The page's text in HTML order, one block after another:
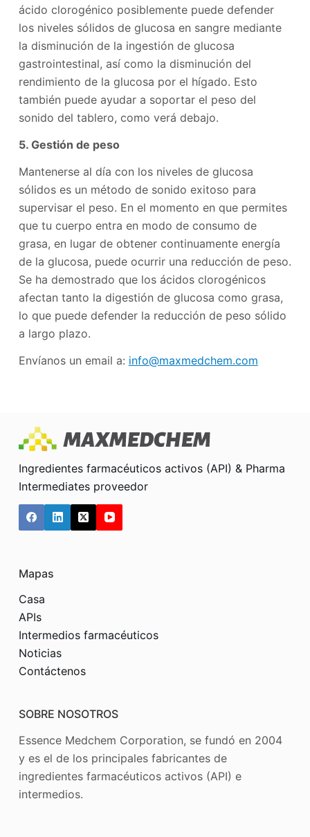
ácido clorogénico posiblemente puede defender
los niveles sólidos de glucosa en sangre mediante
la disminución de la ingestión de glucosa
gastrointestinal, así como la disminución del
rendimiento de la glucosa por el hígado. Esto
también puede ayudar a soportar el peso del
sonido del tablero, como verá debajo.
5. Gestión de peso
Mantenerse al día con los niveles de glucosa
sólidos es un método de sonido exitoso para
supervisar el peso. En el momento en que permites
que tu cuerpo entra en modo de consumo de
grasa, en lugar de obtener continuamente energía
de la glucosa, puede ocurrir una reducción de peso.
Se ha demostrado que los ácidos clorogénicos
afectan tanto la digestión de glucosa como grasa,
lo que puede defender la reducción de peso sólido
a largo plazo.
Envíanos un email a: info@maxmedchem.com
Ingredientes farmacéuticos activos (API) & Pharma
Intermediates proveedor
Mapas
Casa
APIs
Intermedios farmacéuticos
Noticias
Contáctenos
SOBRE NOSOTROS
Essence Medchem Corporation, se fundó en 2004
y es el de los principales fabricantes de
ingredientes farmacéuticos activos (API) e
intermedios.